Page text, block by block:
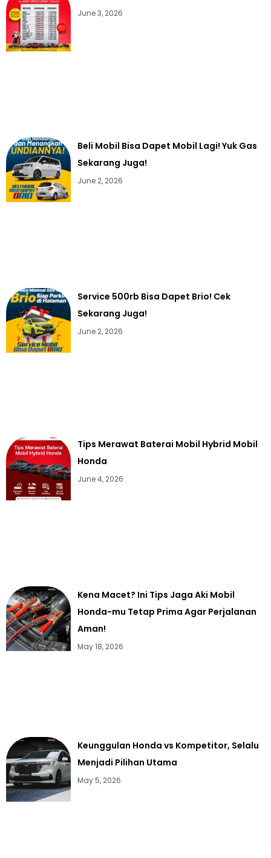
June 3, 2026
Beli Mobil Bisa Dapet Mobil Lagi! Yuk Gas
Sekarang Juga!
June 2, 2026
Service 500rb Bisa Dapet Brio! Cek
Sekarang Juga!
June 2, 2026
Tips Merawat Baterai Mobil Hybrid Mobil
Honda
June 4, 2026
Kena Macet? Ini Tips Jaga Aki Mobil
Honda-mu Tetap Prima Agar Perjalanan
Aman!
May 18, 2026
Keunggulan Honda vs Kompetitor, Selalu
Menjadi Pilihan Utama
May 5, 2026